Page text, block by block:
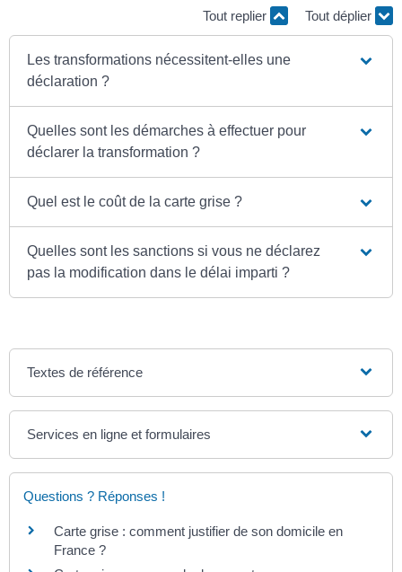
Tout replier Tout déplier
Les transformations nécessitent-elles une
déclaration ?
Quelles sont les démarches à effectuer pour
déclarer la transformation ?
Quel est le coût de la carte grise ?
Quelles sont les sanctions si vous ne déclarez
pas la modification dans le délai imparti ?
Textes de référence
Services en ligne et formulaires
Questions ? Réponses !
Carte grise : comment justifier de son domicile en
France ?